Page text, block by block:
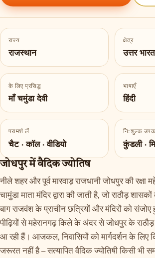
राज्य
राजस्थान
क्षेत्र
उत्तर भारत
के लिए प्रसिद्ध
माँ चमुंडा देवी
भाषाएँ
हिंदी
परामर्श लें
चैट · कॉल · वीडियो
निःशुल्क
कुंडली ·
जोधपुर में वैदिक ज्योतिष
नीले शहर और पूर्व मारवाड़ राजधानी जोधपुर की
चामुंडा माता मंदिर द्वारा की जाती है, जो राठौड़
बाग राजवंश के प्राचीन छत्रियों और मंदिरों को संजोए
पीढ़ियों से महेरानगढ़ किले के अंदर से जोधपुर के राठौड़
आ रही हैं। आजकल, निवासियों को मार्गदर्शन के
जरूरत नहीं है – सत्यापित वैदिक ज्योतिषी किसी भी